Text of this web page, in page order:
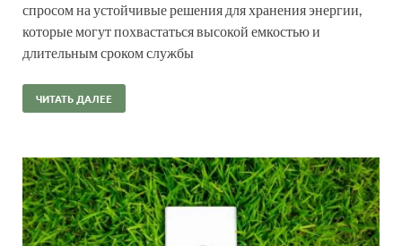
спросом на устойчивые решения для хранения энергии,
которые могут похвастаться высокой емкостью и
длительным сроком службы
ЧИТАТЬ ДАЛЕЕ